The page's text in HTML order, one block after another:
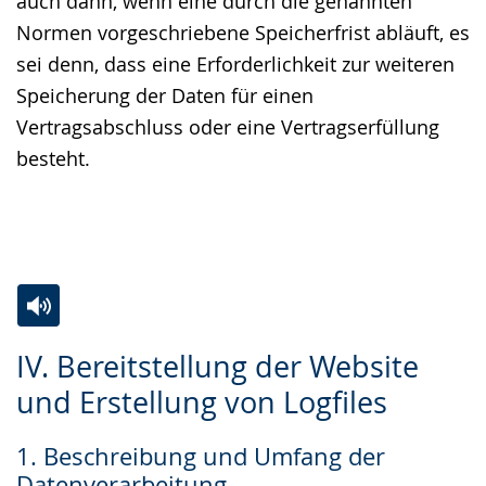
Normen vorgeschriebene Speicherfrist abläuft, es
sei denn, dass eine Erforderlichkeit zur weiteren
Speicherung der Daten für einen
Vertragsabschluss oder eine Vertragserfüllung
besteht.
IV. Bereitstellung der Website
und Erstellung von Logfiles
1. Beschreibung und Umfang der
Leichten
Sprache
Audio-
Unterstützung.
Video
in
Gebärdensprache